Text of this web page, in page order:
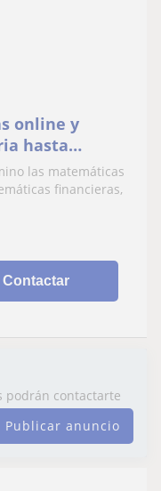
online y
hasta
las matemáticas
financieras,
Contactar
podrán contactarte
Publicar anuncio